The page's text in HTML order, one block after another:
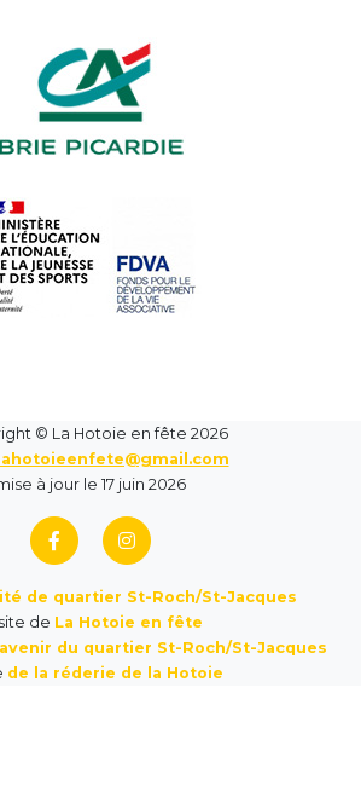
© La Hotoie en fête 2026
à jour le 17 juin 2026
de quartier St-Roch/St-Jacques
de La Hotoie en fête
du quartier St-Roch/St-Jacques
de la réderie de la Hotoie